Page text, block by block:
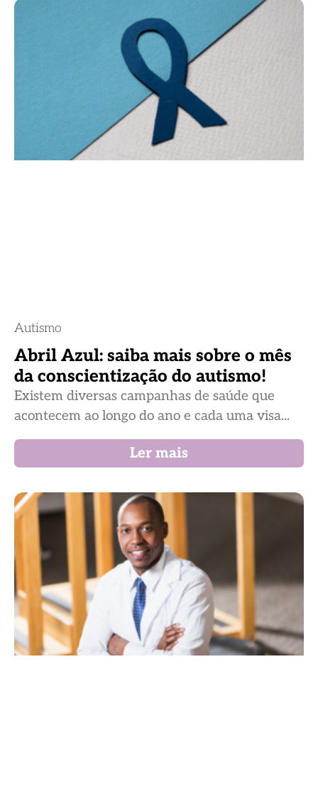
Autismo
Abril Azul: saiba mais sobre o mês
da conscientização do autismo!
Existem diversas campanhas de saúde que
acontecem ao longo do ano e cada uma visa...
Ler mais